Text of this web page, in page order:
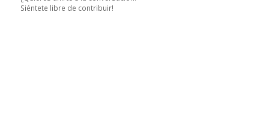
Siéntete libre de contribuir!